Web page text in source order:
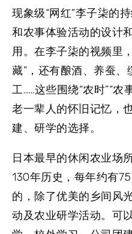
现象级“网红”李子柒的
和农事体验活动的设计
用。在李子柒的视频里，
藏”，还有酿酒、养蚕
工……这些围绕“农时”“农
老一辈人的怀旧记忆，
建、研学的选择。
日本最早的休闲农业场
130年历史，每年约有
的，除了优美的乡间风
动及农业研学活动。可